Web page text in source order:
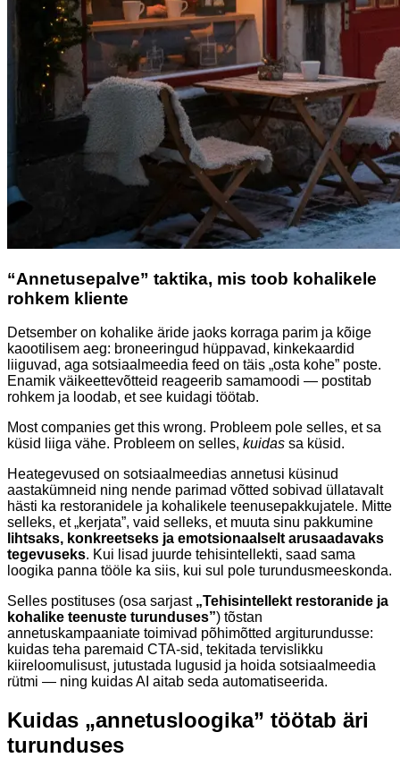
“Annetusepalve” taktika, mis toob kohalikele
rohkem kliente
Detsember on kohalike äride jaoks korraga parim ja kõige
kaootilisem aeg: broneeringud hüppavad, kinkekaardid
liiguvad, aga sotsiaalmeedia feed on täis „osta kohe” poste.
Enamik väikeettevõtteid reageerib samamoodi — postitab
rohkem ja loodab, et see kuidagi töötab.
Most companies get this wrong. Probleem pole selles, et sa
küsid liiga vähe. Probleem on selles, kuidas sa küsid.
Heategevused on sotsiaalmeedias annetusi küsinud
aastakümneid ning nende parimad võtted sobivad üllatavalt
hästi ka restoranidele ja kohalikele teenusepakkujatele. Mitte
selleks, et „kerjata”, vaid selleks, et muuta sinu pakkumine
lihtsaks, konkreetseks ja emotsionaalselt arusaadavaks
tegevuseks. Kui lisad juurde tehisintellekti, saad sama
loogika panna tööle ka siis, kui sul pole turundusmeeskonda.
Selles postituses (osa sarjast „Tehisintellekt restoranide ja
kohalike teenuste turunduses”) tõstan
annetuskampaaniate toimivad põhimõtted argiturundusse:
kuidas teha paremaid CTA-sid, tekitada tervislikku
kiireloomulisust, jutustada lugusid ja hoida sotsiaalmeedia
rütmi — ning kuidas AI aitab seda automatiseerida.
Kuidas „annetusloogika” töötab äri
turunduses